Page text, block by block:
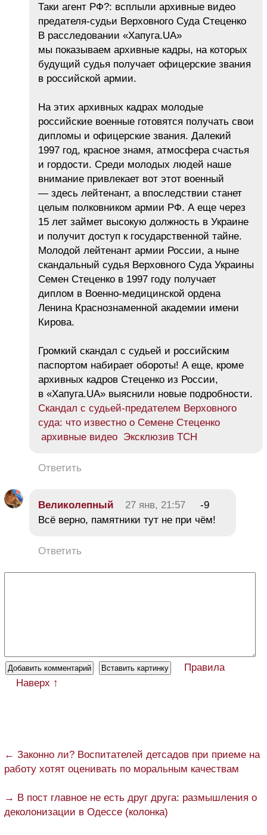
Таки агент РФ?: всплыли архивные видео
предателя-судьи Верховного Суда Стеценко
В расследовании «Хапуга.UA»
мы показываем архивные кадры, на которых
будущий судья получает офицерские звания
в российской армии.
На этих архивных кадрах молодые
российские военные готовятся получать свои
дипломы и офицерские звания. Далекий
1997 год, красное знамя, атмосфера счастья
и гордости. Среди молодых людей наше
внимание привлекает вот этот военный
— здесь лейтенант, а впоследствии станет
целым полковником армии РФ. А еще через
15 лет займет высокую должность в Украине
и получит доступ к государственной тайне.
Молодой лейтенант армии России, а ныне
скандальный судья Верховного Суда Украины
Семен Стеценко в 1997 году получает
диплом в Военно-медицинской ордена
Ленина Краснознаменной академии имени
Кирова.
Громкий скандал с судьей и российским
паспортом набирает обороты! А еще, кроме
архивных кадров Стеценко из России,
в «Хапуга.UA» выяснили новые подробности.
Скандал с судьей-предателем Верховного
суда: что известно о Семене Стеценко
архивные видео Эксклюзив ТСН
Ответить
Великолепный 27 янв, 21:57
-9
Всё верно, памятники тут не при чём!
Ответить
Правила
Наверх ↑
← Законно ли? Воспитателей детсадов при приеме на
работу хотят оценивать по моральным качествам
→ В пост главное не есть друг друга: размышления о
деколонизации в Одессе (колонка)